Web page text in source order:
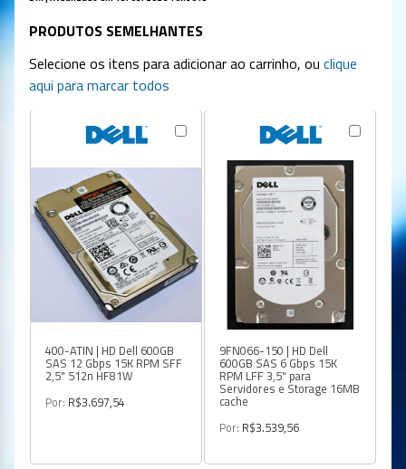
PRODUTOS SEMELHANTES
Selecione os itens para adicionar ao carrinho, ou clique
aqui para marcar todos
400-ATIN | HD Dell 600GB
SAS 12 Gbps 15K RPM SFF
2,5" 512n HF81W
Por: R$3.697,54
9FN066-150 | HD Dell
600GB SAS 6 Gbps 15K
RPM LFF 3,5" para
Servidores e Storage 16MB
cache
Por: R$3.539,56